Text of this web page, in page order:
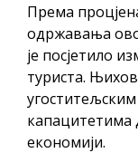
Према
одржавања
је посјетило
туриста.
капацитетима
економији.